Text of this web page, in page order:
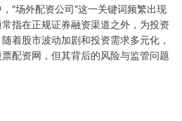
"场外配资公司"这一关键词频繁出现
指在正规证券融资渠道之外，为投资
着股市波动加剧和投资需求多元化，
配资网，但其背后的风险与监管问题